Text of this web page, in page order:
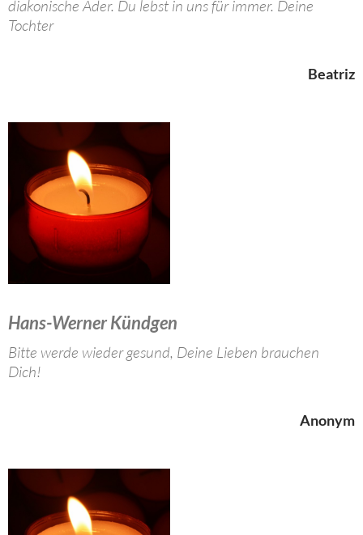
diakonische Ader. Du lebst in uns für immer. Deine
Tochter
Beatriz
Hans-Werner Kündgen
Bitte werde wieder gesund, Deine Lieben brauchen
Dich!
Anonym